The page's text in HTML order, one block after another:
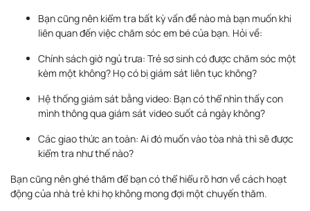
Bạn cũng nên kiểm tra bất kỳ vấn đề nào mà bạn muốn khi
liên quan đến việc chăm sóc em bé của bạn. Hỏi về:
Chính sách giờ ngủ trưa: Trẻ sơ sinh có được chăm sóc một
kèm một không? Họ có bị giám sát liên tục không?
Hệ thống giám sát bằng video: Bạn có thể nhìn thấy con
mình thông qua giám sát video suốt cả ngày không?
Các giao thức an toàn: Ai đó muốn vào tòa nhà thì sẽ được
kiểm tra như thế nào?
Bạn cũng nên ghé thăm để bạn có thể hiểu rõ hơn về cách hoạt
động của nhà trẻ khi họ không mong đợi một chuyến thăm.